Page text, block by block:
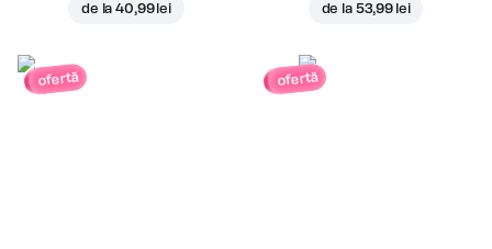
de la40,99 lei de la 53,99 lei
ofertă ofertă